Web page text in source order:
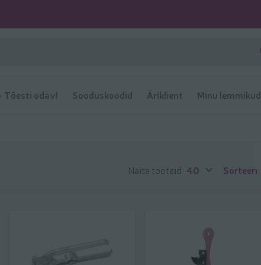
Tõesti odav! Sooduskoodid Äriklient Minu lemmikud
Näita tooteid 40 Sorteeri